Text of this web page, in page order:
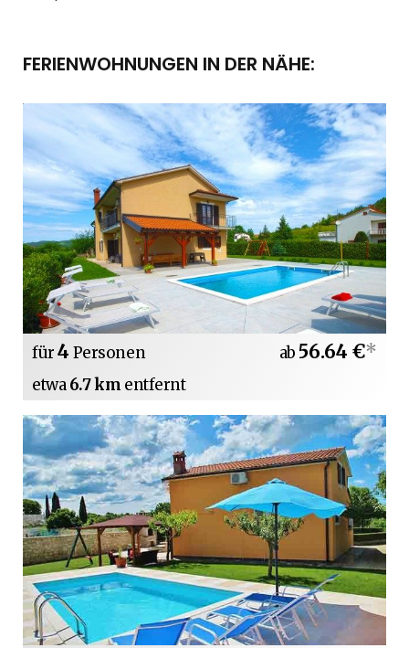
FERIENWOHNUNGEN IN DER NÄHE:
für4 Personen
etwa6.7 km entfernt
ab 56.64 €*